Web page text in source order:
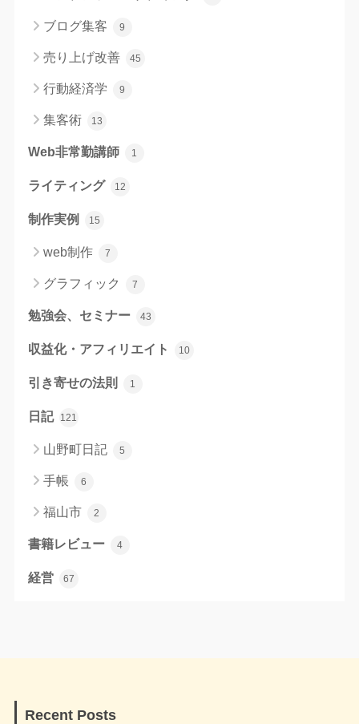
ブログ集客 9
売り上げ改善 45
行動経済学 9
集客術 13
Web非常勤講師 1
ライティング 12
制作実例 15
web制作 7
グラフィック 7
勉強会、セミナー 43
収益化・アフィリエイト 10
引き寄せの法則 1
日記 121
山野町日記 5
手帳 6
福山市 2
書籍レビュー 4
経営 67
Recent Posts